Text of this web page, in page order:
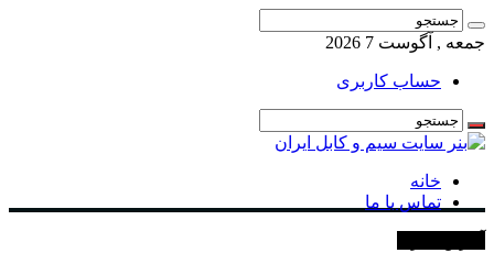
جمعه , آگوست 7 2026
حساب کاربری
خانه
تماس با ما